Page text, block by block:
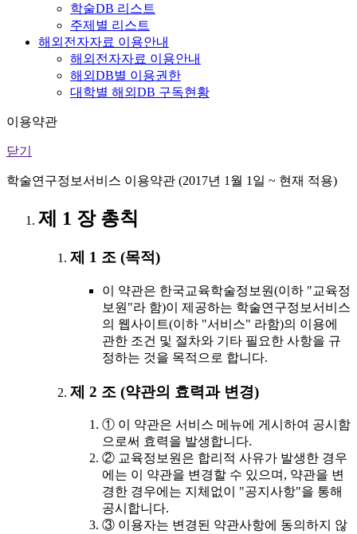
학술DB 리스트
주제별 리스트
해외전자자료 이용안내
해외전자자료 이용안내
해외DB별 이용권한
대학별 해외DB 구독현황
이용약관
닫기
학술연구정보서비스 이용약관 (2017년 1월 1일 ~ 현재 적용)
제 1 장 총칙
제 1 조 (목적)
이 약관은 한국교육학술정보원(이하 "교육정
보원"라 함)이 제공하는 학술연구정보서비스
의 웹사이트(이하 "서비스" 라함)의 이용에
관한 조건 및 절차와 기타 필요한 사항을 규
정하는 것을 목적으로 합니다.
제 2 조 (약관의 효력과 변경)
① 이 약관은 서비스 메뉴에 게시하여 공시함
으로써 효력을 발생합니다.
② 교육정보원은 합리적 사유가 발생한 경우
에는 이 약관을 변경할 수 있으며, 약관을 변
경한 경우에는 지체없이 "공지사항"을 통해
공시합니다.
③ 이용자는 변경된 약관사항에 동의하지 않